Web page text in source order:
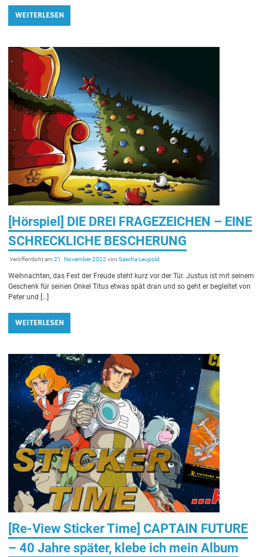
WEITERLESEN
[Hörspiel] DIE DREI FRAGEZEICHEN – EINE
SCHRECKLICHE BESCHERUNG
Veröffentlicht am21. November 2022 vonSascha Leupold
Weihnachten, das Fest der Freude steht kurz vor der Tür. Justus ist mit seinem
Geschenk für seinen Onkel Titus etwas spät dran und so geht er begleitet von
Peter und […]
WEITERLESEN
[Re-View Sticker Time] CAPTAIN FUTURE
– 40 Jahre später, klebe ich mein Album